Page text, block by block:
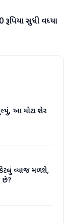
રૂપિયા સુધી વધ્યા
આ મોટા શેર
કેટલું વ્યાજ મળશે,
છે?